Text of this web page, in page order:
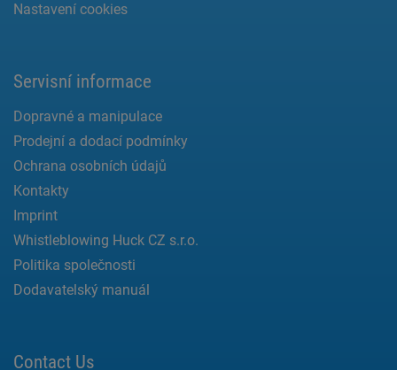
Nastavení cookies
Servisní informace
Dopravné a manipulace
Prodejní a dodací podmínky
Ochrana osobních údajů
Kontakty
Imprint
Whistleblowing Huck CZ s.r.o.
Politika společnosti
Dodavatelský manuál
Contact Us